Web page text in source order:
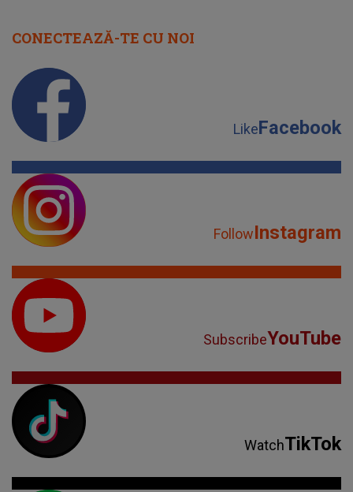
CONECTEAZĂ-TE CU NOI
LikeFacebook
FollowInstagram
SubscribeYouTube
WatchTikTok